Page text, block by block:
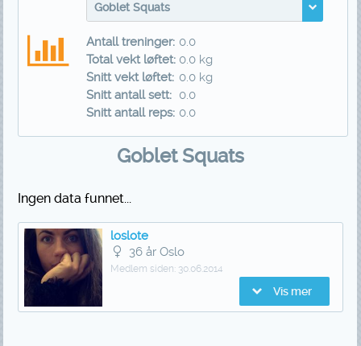
Goblet Squats
Antall treninger: 0.0
Total vekt løftet: 0.0 kg
Snitt vekt løftet: 0.0 kg
Snitt antall sett: 0.0
Snitt antall reps: 0.0
Goblet Squats
Ingen data funnet...
loslote
36 år Oslo
Medlem siden: 30.06.2014
Vis mer